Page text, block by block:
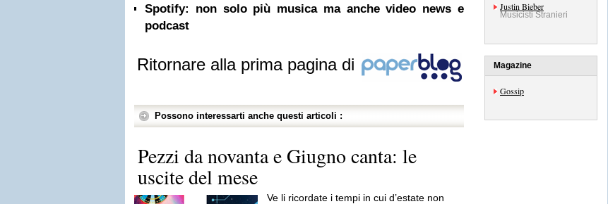
Spotify: non solo più musica ma anche video news e
podcast
Ritornare alla prima pagina di
Possono interessarti anche questi articoli :
Pezzi da novanta e Giugno canta: le
uscite del mese
Ve li ricordate i tempi in cui d’estate non
Justin Bieber
Musicisti Stranieri
Magazine
Gossip